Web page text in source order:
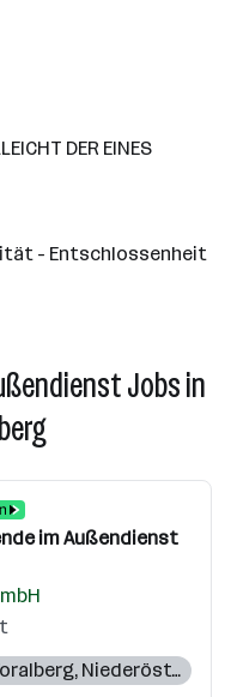
DER EINES
- Entschlossenheit
Jobs in
im Außendienst
, Niederösterreich